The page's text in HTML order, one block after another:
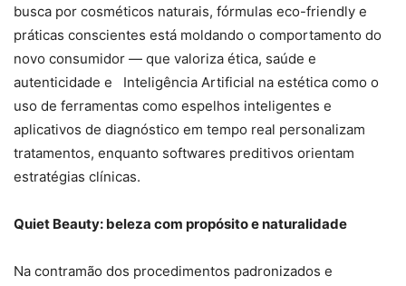
busca por cosméticos naturais, fórmulas eco-friendly e
práticas conscientes está moldando o comportamento do
novo consumidor — que valoriza ética, saúde e
autenticidade e Inteligência Artificial na estética como o
uso de ferramentas como espelhos inteligentes e
aplicativos de diagnóstico em tempo real personalizam
tratamentos, enquanto softwares preditivos orientam
estratégias clínicas.
Quiet Beauty: beleza com propósito e naturalidade
Na contramão dos procedimentos padronizados e